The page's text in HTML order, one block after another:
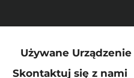
Używane Urządzenie
Skontaktuj się z nami